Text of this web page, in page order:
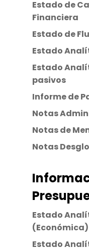
Estado de
Financiera
Estado de
Estado
Estado
pasivos
Informe de
Notas
Notas de
Notas
Estado
(Económica)
Estado